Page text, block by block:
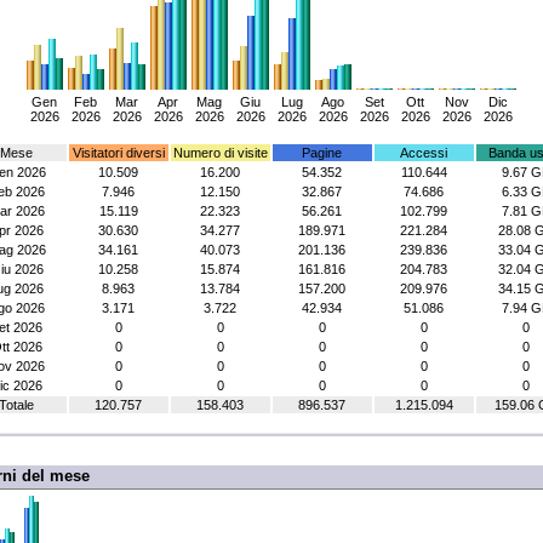
Gen
2026
Feb
2026
Mar
2026
Apr
2026
Mag
2026
Giu
2026
Lug
2026
Ago
2026
Set
2026
Ott
2026
Nov
2026
Dic
2026
Mese Visitatori diversi Numero di visite Pagine Accessi
Banda
2026
10.509 16.200 54.352 110.644
9.67
2026
7.946 12.150 32.867 74.686
6.33
2026
15.119 22.323 56.261 102.799
7.81
2026
30.630 34.277 189.971 221.284
28.08
2026
34.161 40.073 201.136 239.836
33.04
2026
10.258 15.874 161.816 204.783
32.04
2026
8.963 13.784 157.200 209.976
34.15
2026
3.171 3.722 42.934 51.086
7.94
2026
0 0 0 0
0
2026
0 0 0 0
0
2026
0 0 0 0
0
2026
0 0 0 0
0
Totale
120.757 158.403 896.537 1.215.094 159.06
del mese